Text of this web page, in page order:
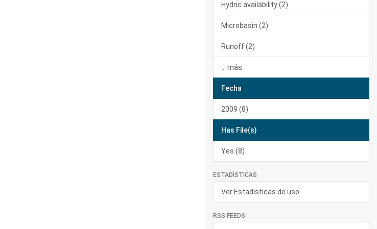
Hydric availability (2)
Microbasin (2)
Runoff (2)
... más
Fecha
2009 (8)
Has File(s)
Yes (8)
ESTADÍSTICAS
Ver Estadísticas de uso
RSS FEEDS